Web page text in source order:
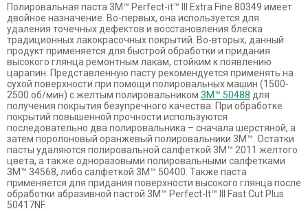
Полировальная паста 3M™ Perfect-it™ III Extra Fine 80349 имеет
двойное назначение. Во-первых, она используется для
удаления точечных дефектов и восстановления блеска
традиционных лакокрасочных покрытий. Во-вторых, данный
продукт применяется для быстрой обработки и придания
высокого глянца ремонтным лакам, стойким к появлению
царапин. Представленную пасту рекомендуется применять на
сухой поверхности при помощи полировальных машин (1500-
2500 об/мин) с желтым полировальником 3M™ 50488 для
получения покрытия безупречного качества. При обработке
покрытий повышенной прочности используются
последовательно два полировальника – сначала шерстяной, а
затем поролоновый оранжевый полировальники 3M™. Остатки
пасты удаляются полировальной салфеткой 3M™ 2011 желтого
цвета, а также одноразовыми полировальными салфетками
3M™ 34568, либо салфеткой 3M™ 50400. Также паста
применяется для придания поверхности высокого глянца после
обработки абразивной пастой 3M™ Perfect-It™ III Fast Cut Plus
50417NF.